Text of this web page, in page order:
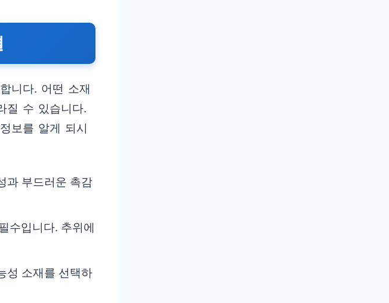
니다. 어떤 소재
질 수 있습니다.
보를 알게 되시
과 부드러운 촉감
수입니다. 추위에
성 소재를 선택하